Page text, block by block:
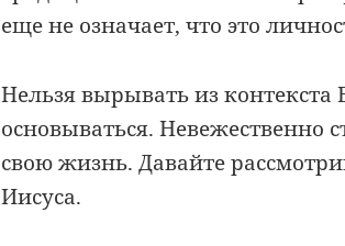
еще не означает, что это
Нельзя вырывать из контекста
основываться.
свою жизнь. Давайте
Иисуса.